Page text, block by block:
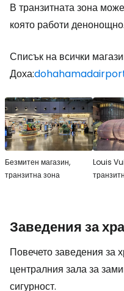
В транзитната зона
която работи денонощно.
Списък на всички
Доха:
Безмитен магазин,
транзитна зона
Louis
Заведения за
Повечето заведения за
централния зала за
сигурност.